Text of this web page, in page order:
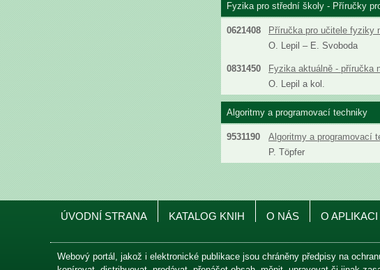
Fyzika pro střední školy - Příručky
0621408
Příručka pro učitele fyziky
O. Lepil – E. Svoboda
0831450
Fyzika aktuálně - příručka
O. Lepil a kol.
Algoritmy a programovací techniky
9531190
Algoritmy a programovací
P. Töpfer
ÚVODNÍ STRANA KATALOG KNIH O NÁS O APLIKACI
Webový portál, jakož i elektronické publikace jsou chráněny předpisy na